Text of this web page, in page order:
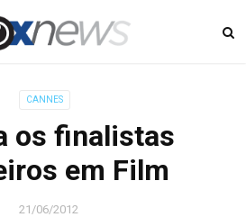
CANNES
os finalistas
em Film
21/06/2012